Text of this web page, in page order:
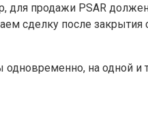
для продажи PSAR
сделку после закрытия
на одной